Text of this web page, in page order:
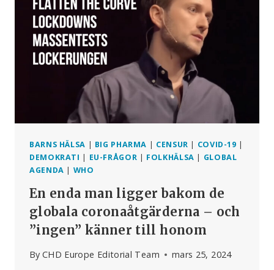
KOMMER
ATT
BLI
INBLANDADE
OM
NI
BÖRJAR
RAPPORTERA
BARNS HÄLSA | BIG PHARMA | CENSUR | COVID-19 |
DEMOKRATI | EU-FRÅGOR | FOLKHÄLSA | GLOBAL
AGENDA | WHO
En enda man ligger bakom de
globala coronaåtgärderna – och
”ingen” känner till honom
By CHD Europe Editorial Team mars 25, 2024